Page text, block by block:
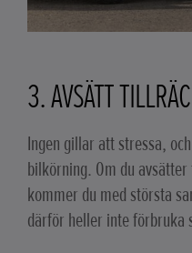
3. AVSÄTT
Ingen gillar att stressa,
bilkörning. Om du
kommer du med största
därför heller inte förbruka